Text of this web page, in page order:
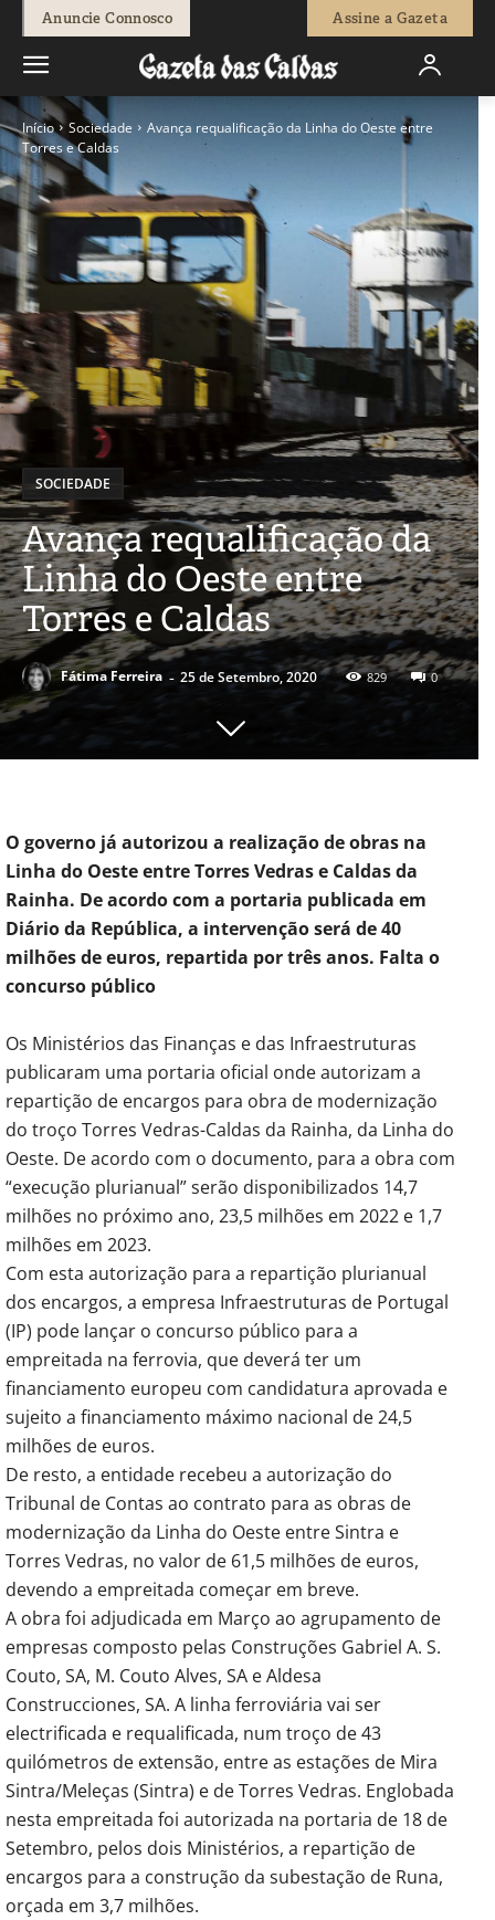
Anuncie Connosco Assine a Gazeta
Início Sociedade
Avança requalificação da Linha do Oeste entre
Torres e Caldas
SOCIEDADE
Avança requalificação da
Linha do Oeste entre
Torres e Caldas
Fátima Ferreira - 25 de Setembro, 2020 829 0
O governo já autorizou a realização de obras na
Linha do Oeste entre Torres Vedras e Caldas da
Rainha. De acordo com a portaria publicada em
Diário da República, a intervenção será de 40
milhões de euros, repartida por três anos. Falta o
concurso público
Os Ministérios das Finanças e das Infraestruturas
publicaram uma portaria oficial onde autorizam a
repartição de encargos para obra de modernização
do troço Torres Vedras-Caldas da Rainha, da Linha do
Oeste. De acordo com o documento, para a obra com
“execução plurianual” serão disponibilizados 14,7
milhões no próximo ano, 23,5 milhões em 2022 e 1,7
milhões em 2023.
Com esta autorização para a repartição plurianual
dos encargos, a empresa Infraestruturas de Portugal
(IP) pode lançar o concurso público para a
empreitada na ferrovia, que deverá ter um
financiamento europeu com candidatura aprovada e
sujeito a financiamento máximo nacional de 24,5
milhões de euros.
De resto, a entidade recebeu a autorização do
Tribunal de Contas ao contrato para as obras de
modernização da Linha do Oeste entre Sintra e
Torres Vedras, no valor de 61,5 milhões de euros,
devendo a empreitada começar em breve.
A obra foi adjudicada em Março ao agrupamento de
empresas composto pelas Construções Gabriel A. S.
Couto, SA, M. Couto Alves, SA e Aldesa
Construcciones, SA. A linha ferroviária vai ser
electrificada e requalificada, num troço de 43
quilómetros de extensão, entre as estações de Mira
Sintra/Meleças (Sintra) e de Torres Vedras. Englobada
nesta empreitada foi autorizada na portaria de 18 de
Setembro, pelos dois Ministérios, a repartição de
encargos para a construção da subestação de Runa,
orçada em 3,7 milhões.